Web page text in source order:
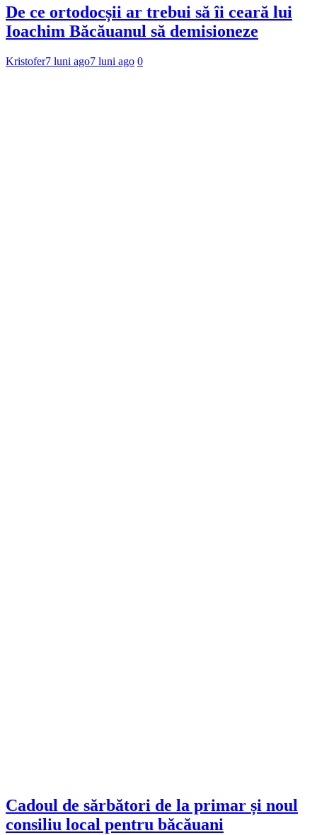
De ce ortodocșii ar trebui să îi ceară lui
Ioachim Băcăuanul să demisioneze
Kristofer7 luni ago7 luni ago 0
Cadoul de sărbători de la primar și noul
consiliu local pentru băcăuani